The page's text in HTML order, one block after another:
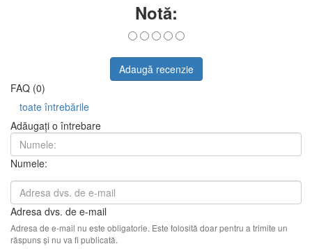
Notă:
Adaugă recenzie
FAQ (0)
toate întrebările
Adăugați o întrebare
Numele:
Adresa dvs. de e-mail
Adresa de e-mail nu este obligatorie. Este folosită doar pentru a trimite un
răspuns și nu va fi publicată.